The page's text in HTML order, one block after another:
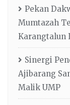
Pekan
Mumtazah
Karangtalun
Sinergi
Ajibarang
Malik UMP